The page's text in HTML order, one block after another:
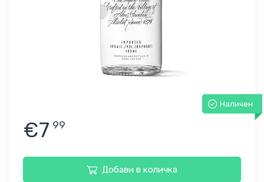
Наличен
€7 99
Добави в количка